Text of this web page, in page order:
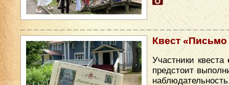
Квест
Участники квеста
предстоит